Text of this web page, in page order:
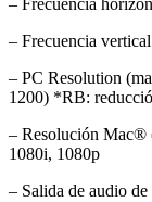
– Frecuencia
– Frecuencia
– PC Resolution
1200) *RB:
– Resolución Mac®
1080i, 1080p
– Salida de audio de